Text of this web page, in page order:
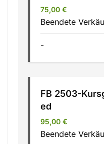
75,00 €
Beendete
-
FB 2503-
ed
95,00 €
Beendete